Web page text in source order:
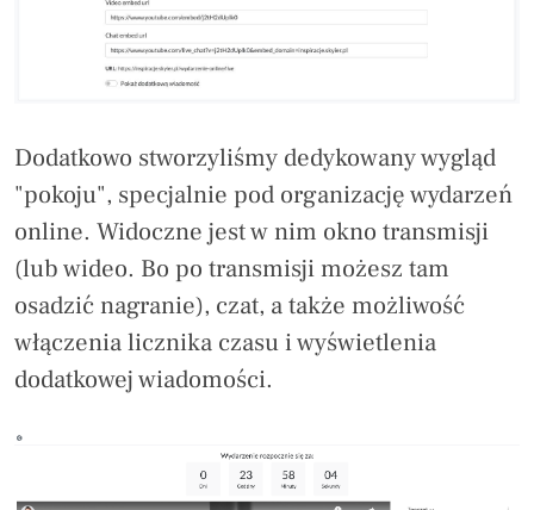
Dodatkowo stworzyliśmy dedykowany wygląd
"pokoju", specjalnie pod organizację wydarzeń
online. Widoczne jest w nim okno transmisji
(lub wideo. Bo po transmisji możesz tam
osadzić nagranie), czat, a także możliwość
włączenia licznika czasu i wyświetlenia
dodatkowej wiadomości.